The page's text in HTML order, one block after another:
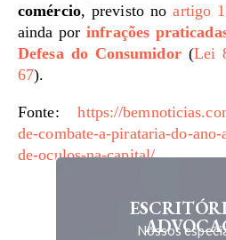
comércio, previsto noartigo
ainda porinfrações
Defesa do Consumidor(Lei
67).
Fonte:https://
de-combate-a-pirataria-do-
de-oculos-na-capital/
Nossos